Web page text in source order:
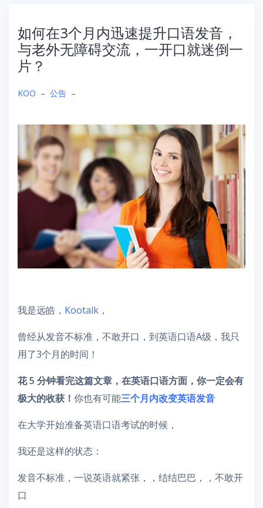
如何在3个月内迅速提升口语发音，
与老外无障碍交流，一开口就迷倒一
片？
KOO – 公告 –
我是远皓， Kootalk ，
曾经从发音不标准，不敢开口，到英语口语A级，我只
用了3个月的时间！
花 5 分钟看完这篇文章，在英语口语方面，你一定会有
极大的收获！ 你也有可能三个月内改变英语发音
在大学开始准备英语口语考试的时候，
我还是这样的状态：
发音不标准，一说英语就紧张，，结结巴巴，，不敢开
口